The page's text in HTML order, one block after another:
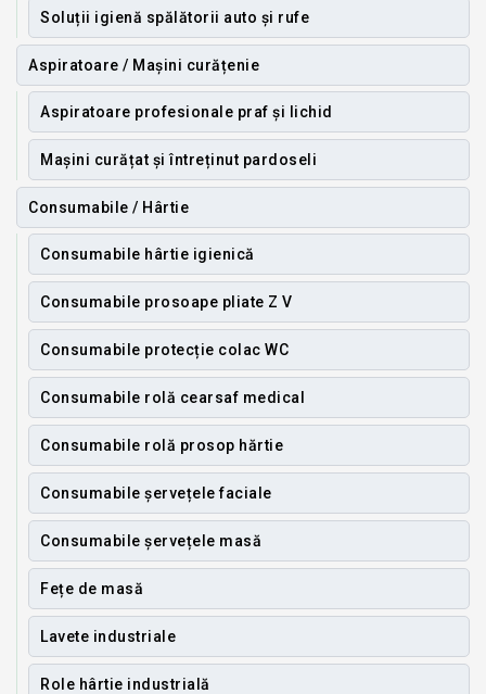
Soluții igienă spălătorii auto și rufe
Aspiratoare / Mașini curățenie
Aspiratoare profesionale praf și lichid
Mașini curățat și întreținut pardoseli
Consumabile / Hârtie
Consumabile hârtie igienică
Consumabile prosoape pliate Z V
Consumabile protecție colac WC
Consumabile rolă cearsaf medical
Consumabile rolă prosop hărtie
Consumabile șervețele faciale
Consumabile șervețele masă
Fețe de masă
Lavete industriale
Role hârtie industrială